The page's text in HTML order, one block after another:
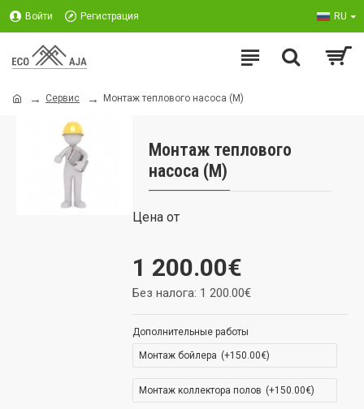
Войти Регистрация RU
Сервис Монтаж теплового насоса (M)
Монтаж теплового
насоса (M)
Цена от
1 200.00€
Без налога: 1 200.00€
Дополнительные работы
Монтаж бойлера (+150.00€)
Монтаж коллектора полов (+150.00€)